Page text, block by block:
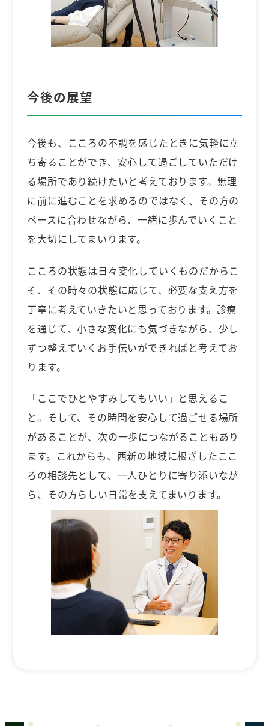
今後の展望
今後も、こころの不調を感じたときに気軽に立
ち寄ることができ、安心して過ごしていただけ
る場所であり続けたいと考えております。無理
に前に進むことを求めるのではなく、その方の
ペースに合わせながら、一緒に歩んでいくこと
を大切にしてまいります。
こころの状態は日々変化していくものだからこ
そ、その時々の状態に応じて、必要な支え方を
丁寧に考えていきたいと思っております。診療
を通じて、小さな変化にも気づきながら、少し
ずつ整えていくお手伝いができればと考えてお
ります。
「ここでひとやすみしてもいい」と思えるこ
と。そして、その時間を安心して過ごせる場所
があることが、次の一歩につながることもあり
ます。これからも、西新の地域に根ざしたここ
ろの相談先として、一人ひとりに寄り添いなが
ら、その方らしい日常を支えてまいります。